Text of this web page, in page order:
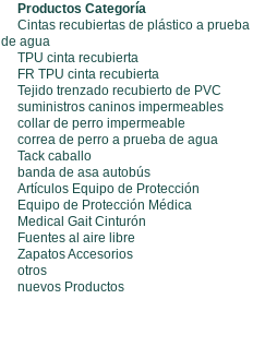
Productos Categoría
Cintas recubiertas de plástico a prueba
de agua
TPU cinta recubierta
FR TPU cinta recubierta
Tejido trenzado recubierto de PVC
suministros caninos impermeables
collar de perro impermeable
correa de perro a prueba de agua
Tack caballo
banda de asa autobús
Artículos Equipo de Protección
Equipo de Protección Médica
Medical Gait Cinturón
Fuentes al aire libre
Zapatos Accesorios
otros
nuevos Productos